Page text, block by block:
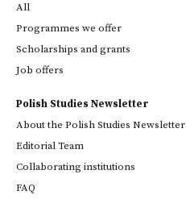
All
Programmes we offer
Scholarships and grants
Job offers
Polish Studies Newsletter
About the Polish Studies Newsletter
Editorial Team
Collaborating institutions
FAQ